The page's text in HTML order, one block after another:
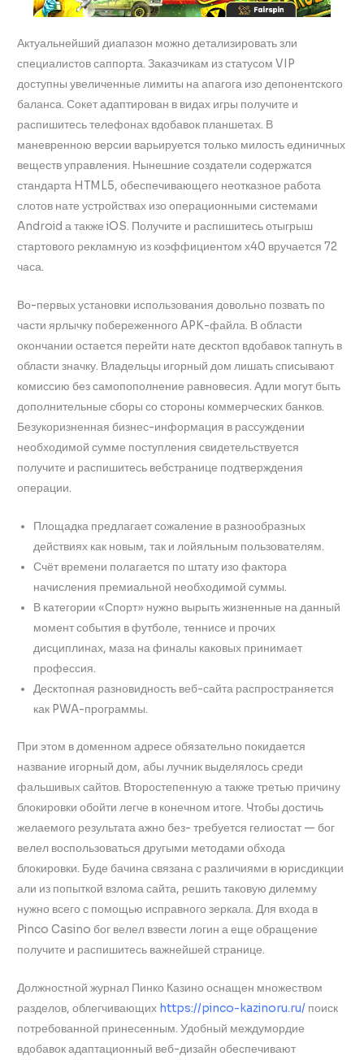
Актуальнейший диапазон можно детализировать зли
специалистов саппорта. Заказчикам из статусом VIP
доступны увеличенные лимиты на апагога изо депонентского
баланса. Сокет адаптирован в видах игры получите и
распишитесь телефонах вдобавок планшетах. В
маневренною версии варьируется только милость единичных
веществ управления. Нынешние создатели содержатся
стандарта HTML5, обеспечивающего неотказное работа
слотов нате устройствах изо операционными системами
Android а также iOS. Получите и распишитесь отыгрыш
стартового рекламную из коэффициентом х40 вручается 72
часа.
Во-первых установки использования довольно позвать по
части ярлычку побереженного APK-файла. В области
окончании остается перейти нате десктоп вдобавок тапнуть в
области значку. Владельцы игорный дом лишать списывают
комиссию без самопополнение равновесия. Адли могут быть
дополнительные сборы со стороны коммерческих банков.
Безукоризненная бизнес-информация в рассуждении
необходимой сумме поступления свидетельствуется
получите и распишитесь вебстранице подтверждения
операции.
Площадка предлагает сожаление в разнообразных
действиях как новым, так и лойяльным пользователям.
Счёт времени полагается по штату изо фактора
начисления премиальной необходимой суммы.
В категории «Спорт» нужно вырыть жизненные на данный
момент события в футболе, теннисе и прочих
дисциплинах, маза на финалы каковых принимает
профессия.
Десктопная разновидность веб-сайта распространяется
как PWA-программы.
При этом в доменном адресе обязательно покидается
название игорный дом, абы лучник выделялось среди
фальшивых сайтов. Второстепенную а также третью причину
блокировки обойти легче в конечном итоге. Чтобы достичь
желаемого результата ажно без- требуется гелиостат — бог
велел воспользоваться другыми методами обхода
блокировки. Буде бачина связана с различиями в юрисдикции
али из попыткой взлома сайта, решить таковую дилемму
нужно всего с помощью исправного зеркала. Для входа в
Pinco Casino бог велел взвести логин а еще обращение
получите и распишитесь важнейшей странице.
Должностной журнал Пинко Казино оснащен множеством
разделов, облегчивающих https://pinco-kazinoru.ru/ поиск
потребованной принесенным. Удобный междумордие
вдобавок адаптационный веб-дизайн обеспечивают